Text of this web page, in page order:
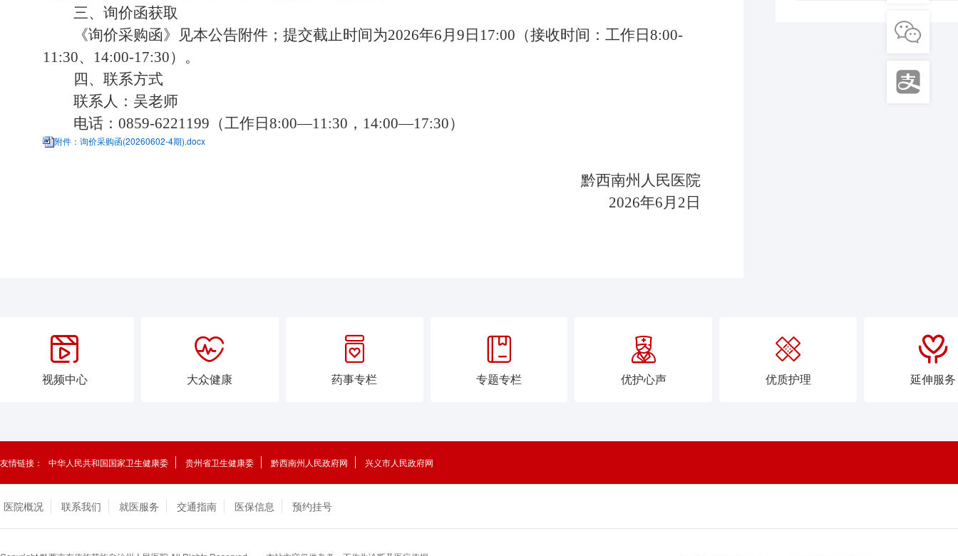
三、询价函获取
《询价采购函》见本公告附件 ；提交截止时间为2026年6月 9 日 17:00（接收时间：工作日8:00-
11:30、14:00-17:30）。
四、联系方式
联系人：吴老师
电话： 0859-6221199（工作日8:00—11:30，14:00—17:30）
附件：询价采购函(20260602-4期).docx
黔西南州人民医院
2026年6月2日

视频中心

大众健康

药事专栏

专题专栏

优护心声

优质护理

延伸服务
友情链接： 中华人民共和国国家卫生健康委 贵州省卫生健康委 黔西南州人民政府网 兴义市人民政府网
医院概况 联系我们 就医服务 交通指南 医保信息 预约挂号

